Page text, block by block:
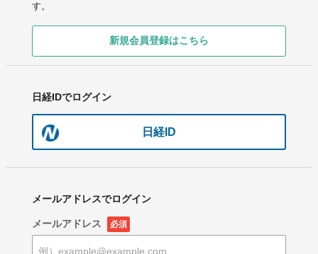
す。
新規会員登録はこちら
日経IDでログイン
日経ID
メールアドレスでログイン
メールアドレス 必須